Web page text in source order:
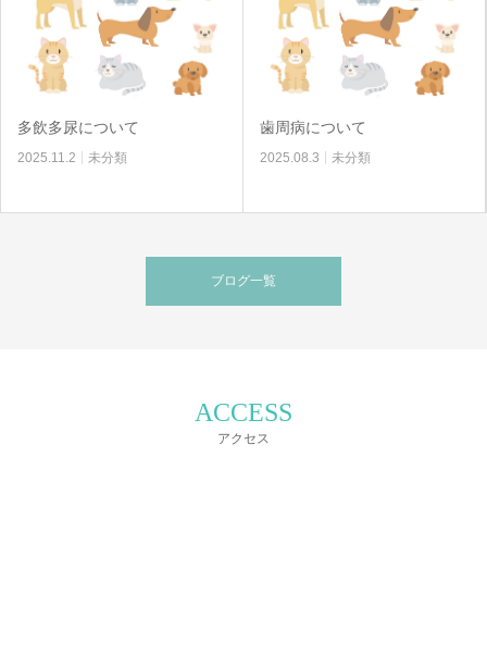
多飲多尿について
2025.11.2 未分類
歯周病について
2025.08.3 未分類
ブログ一覧
ACCESS
アクセス